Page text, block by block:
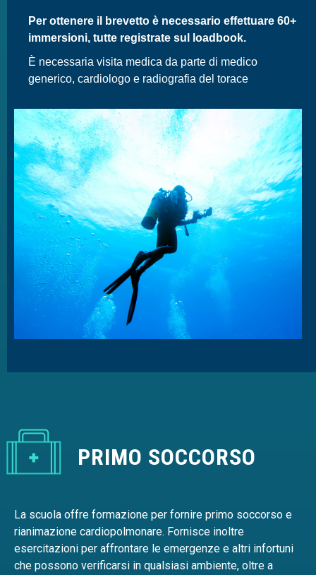
Per ottenere il brevetto è necessario effettuare 60+
immersioni, tutte registrate sul loadbook.
È necessaria visita medica da parte di medico
generico, cardiologo e radiografia del torace
PRIMO SOCCORSO
La scuola offre formazione per fornire primo soccorso e
rianimazione cardiopolmonare. Fornisce inoltre
esercitazioni per affrontare le emergenze e altri infortuni
che possono verificarsi in qualsiasi ambiente, oltre a